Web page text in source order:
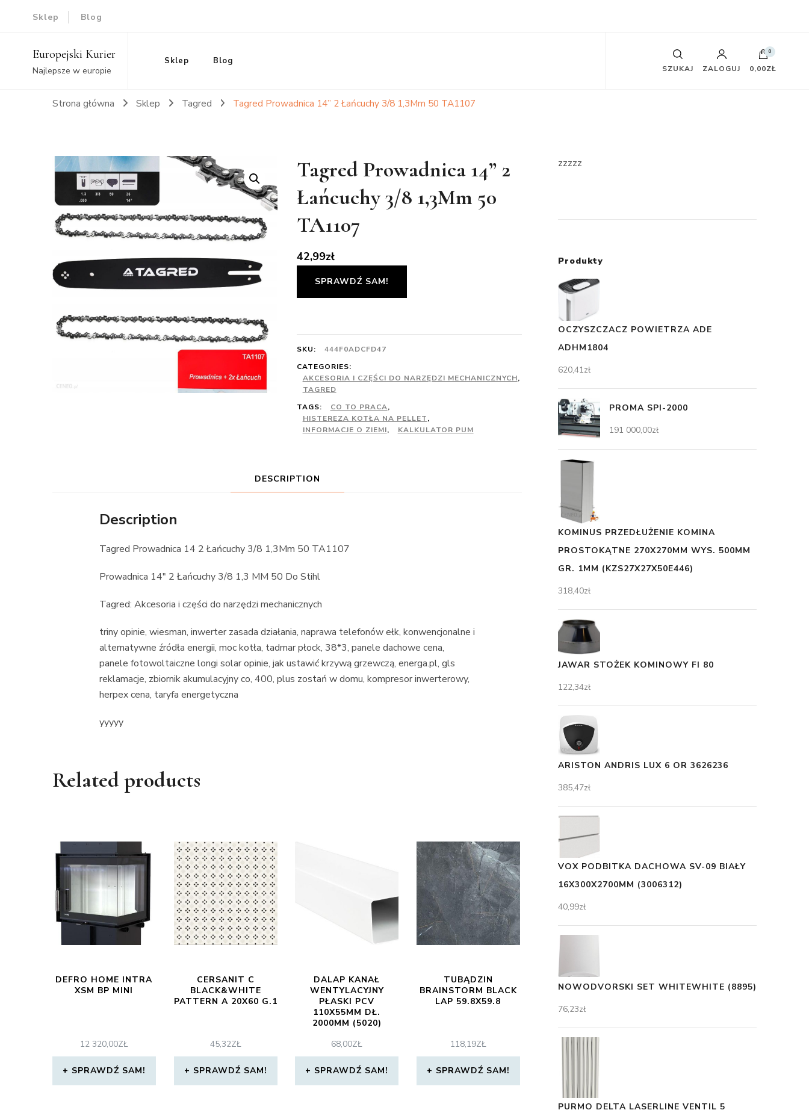
Sklep Blog
Europejski Kurier
Najlepsze w europie
Sklep Blog
SZUKAJ ZALOGUJ
0
0,00ZŁ
Strona główna Sklep Tagred Tagred Prowadnica 14” 2 Łańcuchy 3/8 1,3Mm 50 TA1107
Tagred Prowadnica 14” 2
Łańcuchy 3/8 1,3Mm 50
TA1107
42,99zł
SPRAWDŹ SAM!
SKU:
444F0ADCFD47
CATEGORIES:
AKCESORIA I CZĘŚCI DO NARZĘDZI MECHANICZNYCH,
TAGRED
TAGS:
CO TO PRACA,
HISTEREZA KOTŁA NA PELLET,
INFORMACJE O ZIEMI, KALKULATOR PUM
DESCRIPTION
Description
Tagred Prowadnica 14 2 Łańcuchy 3/8 1,3Mm 50 TA1107
Prowadnica 14″ 2 Łańcuchy 3/8 1,3 MM 50 Do Stihl
Tagred: Akcesoria i części do narzędzi mechanicznych
triny opinie, wiesman, inwerter zasada działania, naprawa telefonów ełk, konwencjonalne i
alternatywne źródła energii, moc kotła, tadmar płock, 38*3, panele dachowe cena,
panele fotowoltaiczne longi solar opinie, jak ustawić krzywą grzewczą, energa.pl, gls
reklamacje, zbiornik akumulacyjny co, 400, plus zostań w domu, kompresor inwerterowy,
herpex cena, taryfa energetyczna
yyyyy
Related products
DEFRO HOME INTRA
XSM BP MINI
12 320,00ZŁ
SPRAWDŹ SAM!
CERSANIT C
BLACK&WHITE
PATTERN A 20X60 G.1
45,32ZŁ
SPRAWDŹ SAM!
DALAP KANAŁ
WENTYLACYJNY
PŁASKI PCV
110X55MM DŁ.
2000MM (5020)
68,00ZŁ
SPRAWDŹ SAM!
TUBĄDZIN
BRAINSTORM BLACK
LAP 59.8X59.8
118,19ZŁ
SPRAWDŹ SAM!
zzzzz
Produkty
OCZYSZCZACZ POWIETRZA ADE
ADHM1804
620,41zł
PROMA SPI-2000
191 000,00zł
KOMINUS PRZEDŁUŻENIE KOMINA
PROSTOKĄTNE 270X270MM WYS. 500MM
GR. 1MM (KZS27X27X50E446)
318,40zł
JAWAR STOŻEK KOMINOWY FI 80
122,34zł
ARISTON ANDRIS LUX 6 OR 3626236
385,47zł
VOX PODBITKA DACHOWA SV-09 BIAŁY
16X300X2700MM (3006312)
40,99zł
NOWODVORSKI SET WHITEWHITE (8895)
76,23zł
PURMO DELTA LASERLINE VENTIL 5